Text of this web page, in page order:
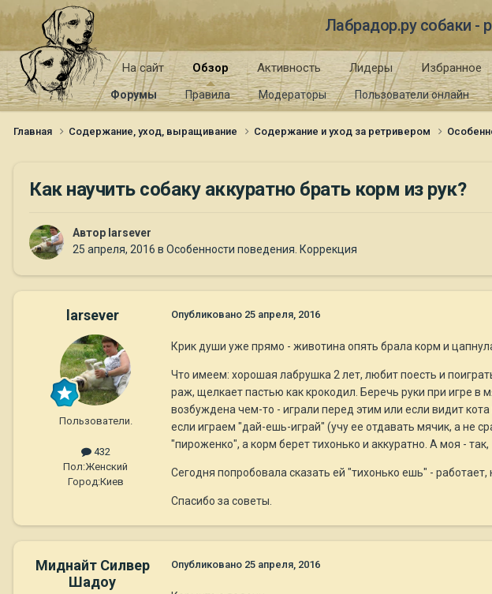
Лабрадор.ру собаки -
На сайт Обзор
Форумы Правила Модераторы Пользователи онлайн
Активность Лидеры Избранное
Главная Содержание, уход, выращивание Содержание и уход за ретривером
Как научить собаку аккуратно брать корм из рук?
Автор larsever
25 апреля, 2016 в Особенности поведения. Коррекция
larsever
Пользователи.
432
Пол:Женский
Город:Киев
Опубликовано 25 апреля, 2016
Крик души уже прямо - животина опять брала корм и
Что имеем: хорошая лабрушка 2 лет, любит поесть и
раж, щелкает пастью как крокодил. Беречь руки при игре в
возбуждена чем-то - играли перед этим или если видит
если играем "дай-ешь-играй" (учу ее отдавать мячик, а не
"пироженко", а корм берет тихонько и аккуратно. А моя -
Сегодня попробовала сказать ей "тихонько ешь" -
Спасибо за советы.
Миднайт Силвер
Шадоу
Опубликовано 25 апреля, 2016